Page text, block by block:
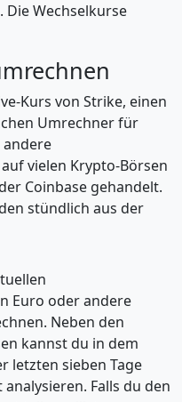
Wechselkurse
Kurs von Strike, einen
Umrechner für
andere
vielen Krypto-Börsen
Coinbase gehandelt.
stündlich aus der
Euro oder andere
Neben den
kannst du in dem
letzten sieben Tage
Falls du den